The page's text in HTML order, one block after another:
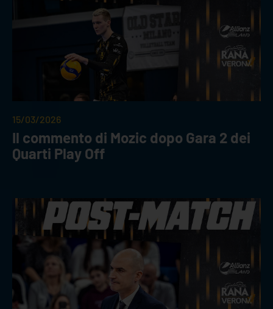
15/03/2026
Il commento di Mozic dopo Gara 2 dei
Quarti Play Off